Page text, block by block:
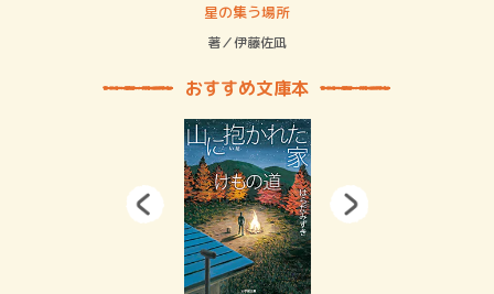
星の集う場所
著／伊藤佐凪
おすすめ文庫本